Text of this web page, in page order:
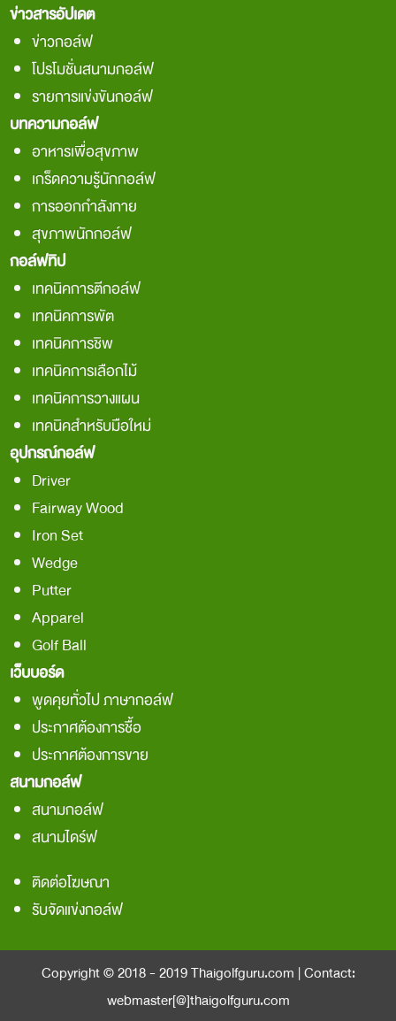
ข่าวสารอัปเดต
ข่าวกอล์ฟ
โปรโมชั่นสนามกอล์ฟ
รายการแข่งขันกอล์ฟ
บทความกอล์ฟ
อาหารเพื่อสุขภาพ
เกร็ดความรู้นักกอล์ฟ
การออกกำลังกาย
สุขภาพนักกอล์ฟ
กอล์ฟทิป
เทคนิคการตีกอล์ฟ
เทคนิคการพัต
เทคนิคการชิพ
เทคนิคการเลือกไม้
เทคนิคการวางแผน
เทคนิคสำหรับมือใหม่
อุปกรณ์กอล์ฟ
Driver
Fairway Wood
Iron Set
Wedge
Putter
Apparel
Golf Ball
เว็บบอร์ด
พูดคุยทั่วไป ภาษากอล์ฟ
ประกาศต้องการชื้อ
ประกาศต้องการขาย
สนามกอล์ฟ
สนามกอล์ฟ
สนามไดร์ฟ
ติดต่อโฆษณา
รับจัดแข่งกอล์ฟ
Copyright © 2018 - 2019Thaigolfguru.com | Contact:
webmaster[@]thaigolfguru.com